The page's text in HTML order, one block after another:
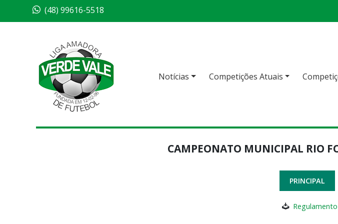
(48) 99616-5518
Notícias Competições Atuais
CAMPEONATO MUNICIPAL RIO
PRINCIPAL